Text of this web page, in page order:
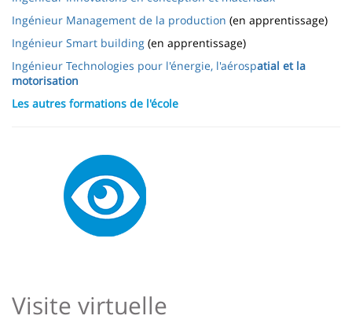
Ingénieur Management de la production (en apprentissage)
Ingénieur Smart building (en apprentissage)
Ingénieur Technologies pour l'énergie, l'aérospatial et la
motorisation
Les autres formations de l'école
Visite virtuelle